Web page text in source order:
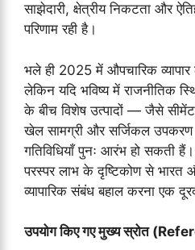
साझेदारी, क्षेत्रीय निकटता और
परिणाम रही है।
भले ही 2025 में औपचारिक
लेकिन यदि भविष्य में राजनीतिक
के बीच विशेष उत्पादों — जैसे
खेल सामग्री और सर्जिकल उपकरण
गतिविधियाँ पुनः आरंभ हो सकती
परस्पर लाभ के दृष्टिकोण से भारत
व्यापारिक संबंध बहाल करना एक
उपयोग किए गए मुख्य स्रोत